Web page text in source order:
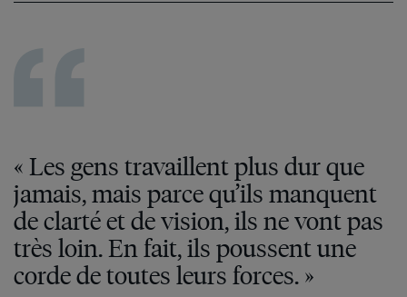
« Les gens travaillent plus dur que
jamais, mais parce qu’ils manquent
de clarté et de vision, ils ne vont pas
très loin. En fait, ils poussent une
corde de toutes leurs forces. »